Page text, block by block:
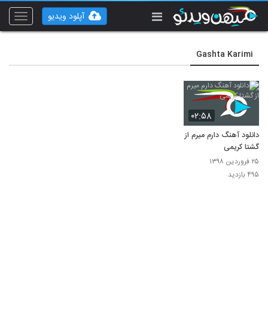
Toggle
آپلود ویدیو
Gashta Karimi
۰۲:۵۸
دانلود آهنگ دارم میرم از
گشتا کریمی
۲۵ فروردین ۱۳۹۸
۴۹۵ بازدید